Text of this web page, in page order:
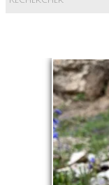
La pépinière
Boutique▼
Événements▼